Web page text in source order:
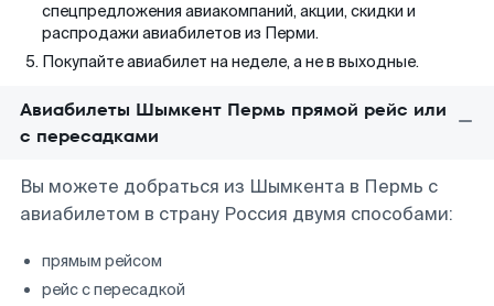
спецпредложения авиакомпаний, акции, скидки и
распродажи авиабилетов из Перми.
Покупайте авиабилет на неделе, а не в выходные.
Авиабилеты Шымкент Пермь прямой рейс или
с пересадками
Вы можете добраться из Шымкента в Пермь с
авиабилетом в страну Россия двумя способами:
прямым рейсом
рейс с пересадкой